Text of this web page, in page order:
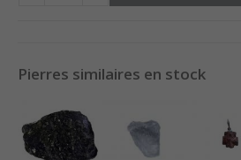
Pierres similaires en stock